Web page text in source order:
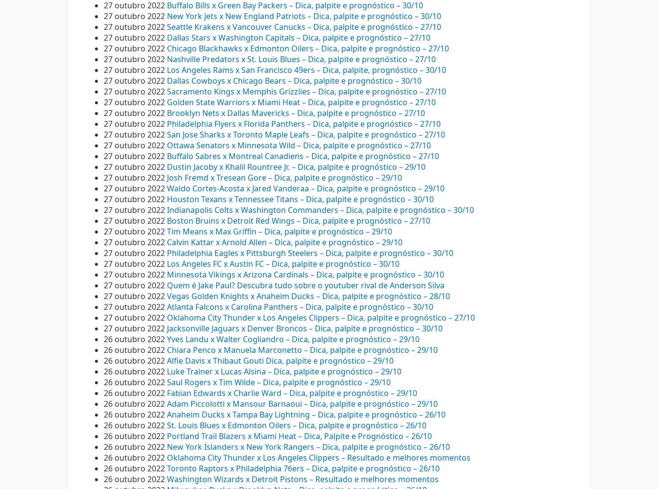
27 outubro 2022 Buffalo Bills x Green Bay Packers – Dica, palpite e prognóstico – 30/10
27 outubro 2022 New York Jets x New England Patriots – Dica, palpite e prognóstico – 30/10
27 outubro 2022Seattle Krakens x Vancouver Canucks – Dica, palpite e prognóstico – 27/10
27 outubro 2022 Dallas Stars x Washington Capitals – Dica, palpite e prognóstico – 27/10
27 outubro 2022 Chicago Blackhawks x Edmonton Oilers – Dica, palpite e prognóstico – 27/10
27 outubro 2022 Nashville Predators x St. Louis Blues – Dica, palpite e prognóstico – 27/10
27 outubro 2022 Los Angeles Rams x San Francisco 49ers – Dica, palpite, prognóstico – 30/10
27 outubro 2022 Dallas Cowboys x Chicago Bears – Dica, palpite e prognóstico – 30/10
27 outubro 2022Sacramento Kings x Memphis Grizzlies – Dica, palpite e prognóstico – 27/10
27 outubro 2022 Golden State Warriors x Miami Heat – Dica, palpite e prognóstico – 27/10
27 outubro 2022 Brooklyn Nets x Dallas Mavericks – Dica, palpite e prognóstico – 27/10
27 outubro 2022 Philadelphia Flyers x Florida Panthers – Dica, palpite e prognóstico – 27/10
27 outubro 2022San Jose Sharks x Toronto Maple Leafs – Dica, palpite e prognóstico – 27/10
27 outubro 2022 Ottawa Senators x Minnesota Wild – Dica, palpite e prognóstico – 27/10
27 outubro 2022 Buffalo Sabres x Montreal Canadiens – Dica, palpite e prognóstico – 27/10
27 outubro 2022 Dustin Jacoby x Khalil Rountree Jr. – Dica, palpite e prognóstico – 29/10
27 outubro 2022 Josh Fremd x Tresean Gore – Dica, palpite e prognóstico – 29/10
27 outubro 2022Waldo Cortes-Acosta x Jared Vanderaa – Dica, palpite e prognóstico – 29/10
27 outubro 2022 Houston Texans x Tennessee Titans – Dica, palpite e prognóstico – 30/10
27 outubro 2022Indianapolis Colts x Washington Commanders – Dica, palpite e prognóstico – 30/10
27 outubro 2022 Boston Bruins x Detroit Red Wings – Dica, palpite e prognóstico – 27/10
27 outubro 2022Tim Means x Max Griffin – Dica, palpite e prognóstico – 29/10
27 outubro 2022 Calvin Kattar x Arnold Allen – Dica, palpite e prognóstico – 29/10
27 outubro 2022 Philadelphia Eagles x Pittsburgh Steelers – Dica, palpite e prognóstico – 30/10
27 outubro 2022 Los Angeles FC x Austin FC – Dica, palpite e prognóstico – 30/10
27 outubro 2022 Minnesota Vikings x Arizona Cardinals – Dica, palpite e prognóstico – 30/10
27 outubro 2022 Quem é Jake Paul? Descubra tudo sobre o youtuber rival de Anderson Silva
27 outubro 2022Vegas Golden Knights x Anaheim Ducks – Dica, palpite e prognóstico – 28/10
27 outubro 2022Atlanta Falcons x Carolina Panthers – Dica, palpite e prognóstico – 30/10
27 outubro 2022 Oklahoma City Thunder x Los Angeles Clippers – Dica, palpite e prognóstico – 27/10
27 outubro 2022 Jacksonville Jaguars x Denver Broncos – Dica, palpite e prognóstico – 30/10
26 outubro 2022Yves Landu x Walter Cogliandro – Dica, palpite e prognóstico – 29/10
26 outubro 2022 Chiara Penco x Manuela Marconetto – Dica, palpite e prognóstico – 29/10
26 outubro 2022Alfie Davis x Thibaut Gouti Dica, palpite e prognóstico – 29/10
26 outubro 2022 Luke Trainer x Lucas Alsina – Dica, palpite e prognóstico – 29/10
26 outubro 2022Saul Rogers x Tim Wilde – Dica, palpite e prognóstico – 29/10
26 outubro 2022 Fabian Edwards x Charlie Ward – Dica, palpite e prognóstico – 29/10
26 outubro 2022Adam Piccolotti x Mansour Barnaoui – Dica, palpite e prognóstico – 29/10
26 outubro 2022Anaheim Ducks x Tampa Bay Lightning – Dica, palpite e prognóstico – 26/10
26 outubro 2022St. Louis Blues x Edmonton Oilers – Dica, palpite e prognóstico – 26/10
26 outubro 2022 Portland Trail Blazers x Miami Heat – Dica, Palpite e Prognóstico – 26/10
26 outubro 2022 New York Islanders x New York Rangers – Dica, palpite e prognóstico – 26/10
26 outubro 2022 Oklahoma City Thunder x Los Angeles Clippers – Resultado e melhores momentos
26 outubro 2022Toronto Raptors x Philadelphia 76ers – Dica, palpite e prognóstico – 26/10
26 outubro 2022Washington Wizards x Detroit Pistons – Resultado e melhores momentos